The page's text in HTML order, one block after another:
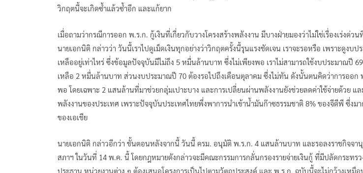
วิกฤตนี้จะเกิดซ้ำแล้วซ้ำอีก และแก้ยาก
เมื่อถามว่ากรณีการออก พ.ร.ก. กู้เงินที่เกี่ยวกับวางโครงสร้างพลังงาน มีบางฝ่ายมองว่าไม่ใช่เรื่องเร่งด่ว
นายเอกนิติ กล่าวว่า วันนี้เราไปดูเม็ดเงินทุกอย่างว่าวิกฤตครั้งนี้รุนแรงชัดเจน เราจะรอหรือ เพราะดูงบ
เหลืออยู่เท่าไหร่ ซึ่งข้อมูลปัจจุบันมีไม่ถึง 5 หมื่นล้านบาท ซึ่งไม่เพียงพอ เราไม่สามารถใช้งบประมาณปี
เหลือ 2 หมื่นล้านบาท ส่วนงบประมาณปี 70 ต้องรอไปถึงเดือนตุลาคม ซึ่งไม่ทัน ดังนั้นตนคิดว่าการออก
พอ โดยเฉพาะ 2 แสนล้านที่มาช่วยกลุ่มเปาะบาง และการเปลี่ยนผ่านพลังงานยังช่วยลดค่าใช้จ่ายด้วย แ
พลังงานของประเทศ เพราะปัจจุบันประเทศไทยพึ่งพาการนำเข้าน้ำมันก๊าซธรรมชาติ 8% ของจีดีพี ซึ่ง
ของเอเชีย
นายเอกนิติ กล่าวอีกว่า ขั้นตอนหลังจากนี้ วันนี้ ครม. อนุมัติ พ.ร.ก. 4 แสนล้านบาท และรอลงราชกิจจานุ
สภาฯ ในวันที่ 14 พ.ค. นี้ โดยกฎหมายดังกล่าวจะมีคณะกรรมการกลั่นกรองรายจ่ายเงินกู้ ที่มีปลัดกระทรว
ประธาน หน่วยงานต่าง ๆ ต้องเสนอโครงการเป็นไปตามวัตถุประสงค์ และ พ.ร.ก. ฉบับนี้จะไม่กว้างเหมื